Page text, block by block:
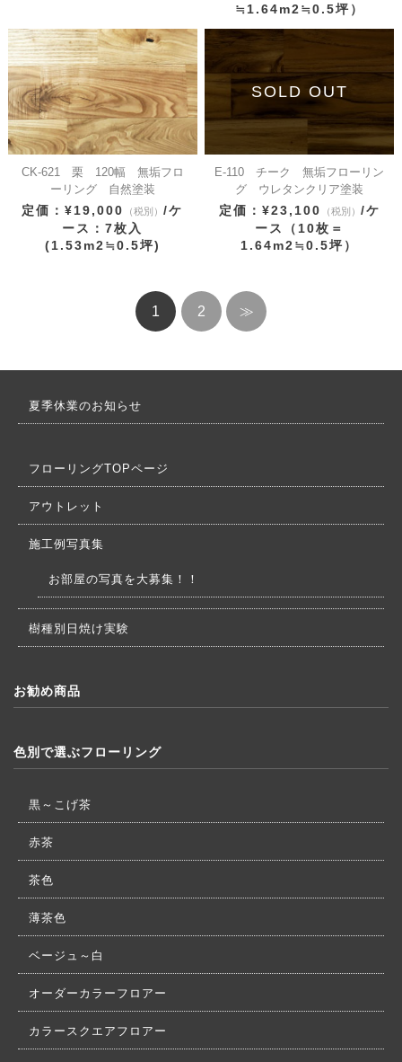
≒1.64m2≒0.5坪）
CK-621 栗 120幅 無垢フロ
ーリング 自然塗装
定価：¥19,000 （税別）/ケ
ース：7枚入
(1.53m2≒0.5坪)
SOLD OUT
E-110 チーク 無垢フローリン
グ ウレタンクリア塗装
定価：¥23,100 （税別） /ケ
ース（10枚＝
1.64m2≒0.5坪）
1 2 ≫
夏季休業のお知らせ
フローリングTOPページ
アウトレット
施工例写真集
お部屋の写真を大募集！！
樹種別日焼け実験
お勧め商品
色別で選ぶフローリング
黒～こげ茶
赤茶
茶色
薄茶色
ベージュ～白
オーダーカラーフロアー
カラースクエアフロアー